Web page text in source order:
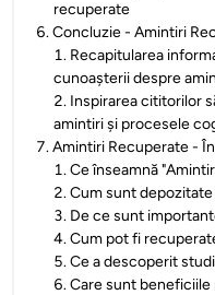
recuperate
6.Concluzie - Amintiri
1. Recapitularea
cunoașterii despre
2. Inspirarea cititorilor
amintiri și procesele
7.Amintiri Recuperate -
1.Ce înseamnă
2.Cum sunt
3. De ce sunt
4.Cum pot fi
5.Ce a descoperit
6.Care sunt